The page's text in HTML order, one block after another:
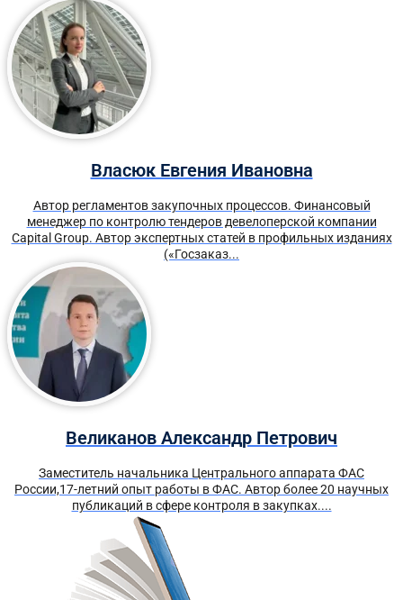
Власюк Евгения Ивановна
Автор регламентов закупочных процессов. Финансовый
менеджер по контролю тендеров девелоперской компании
Capital Group. Автор экспертных статей в профильных изданиях
(«Госзаказ...
Великанов Александр Петрович
Заместитель начальника Центрального аппарата ФАС
России,17-летний опыт работы в ФАС. Автор более 20 научных
публикаций в сфере контроля в закупках....